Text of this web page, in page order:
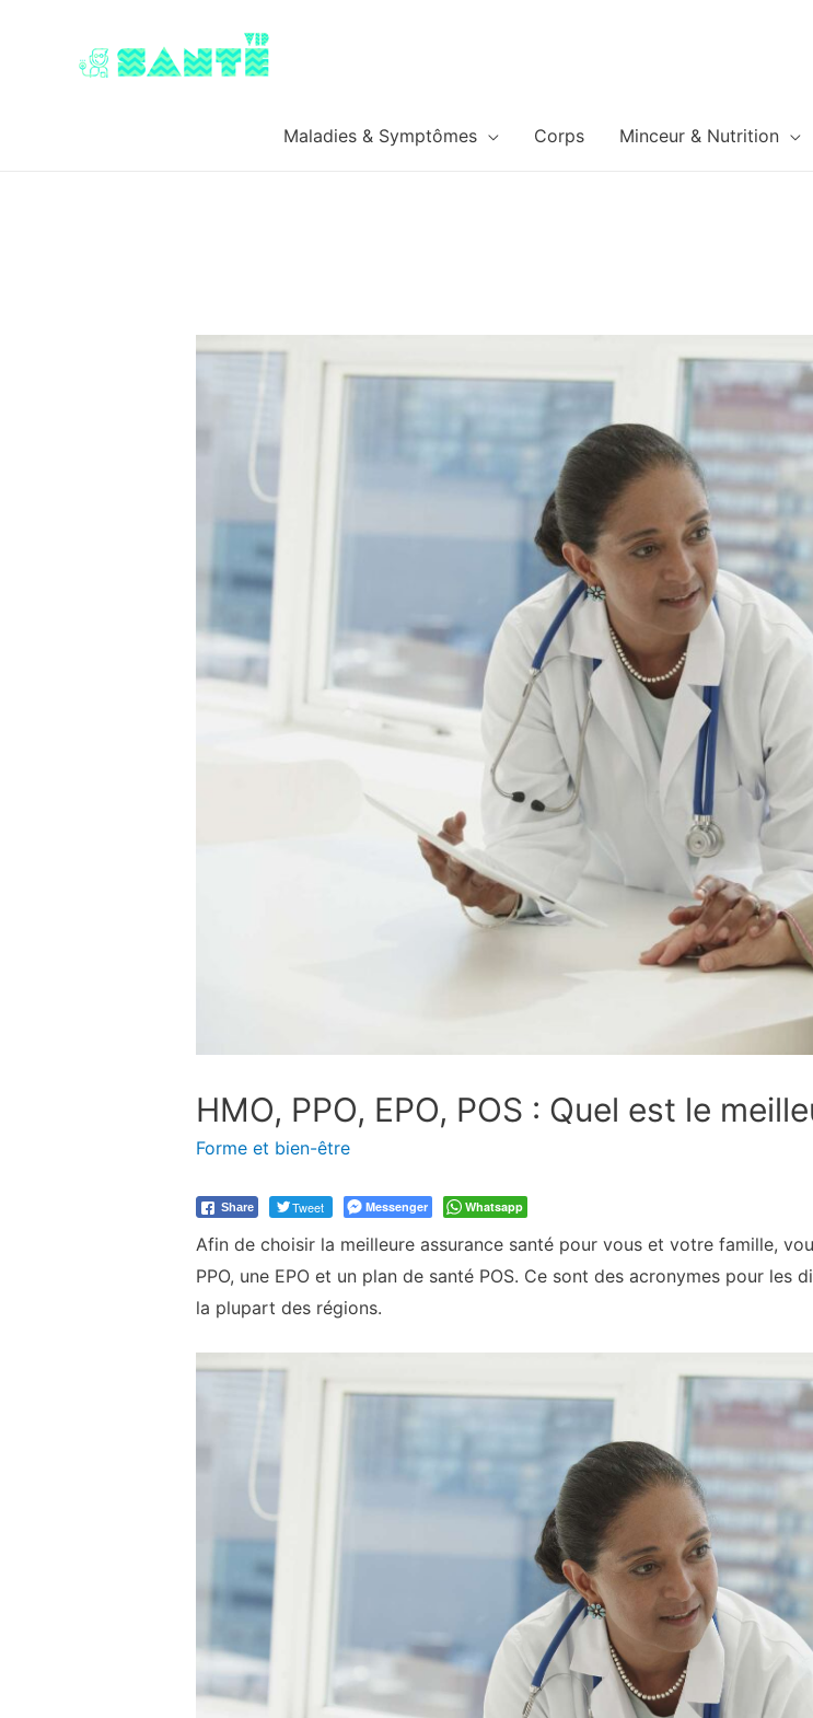
Maladies & Symptômes Corps Minceur & Nutrition
HMO, PPO, EPO, POS : Quel est le
Forme et bien-être
Share Tweet Messenger Whatsapp
Afin de choisir la meilleure assurance santé pour vous et votre famille,
PPO, une EPO et un plan de santé POS. Ce sont des acronymes pour
la plupart des régions.